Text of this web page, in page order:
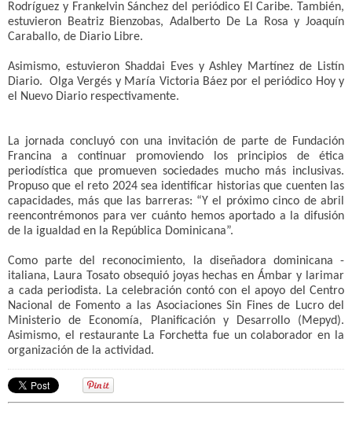
Rodríguez y Frankelvin Sánchez del periódico El Caribe. También,
estuvieron Beatriz Bienzobas, Adalberto De La Rosa y Joaquín
Caraballo, de Diario Libre.
Asimismo, estuvieron Shaddai Eves y Ashley Martínez de Listín
Diario. Olga Vergés y María Victoria Báez por el periódico Hoy y
el Nuevo Diario respectivamente.
La jornada concluyó con una invitación de parte de Fundación
Francina a continuar promoviendo los principios de ética
periodística que promueven sociedades mucho más inclusivas.
Propuso que el reto 2024 sea identificar historias que cuenten las
capacidades, más que las barreras: “Y el próximo cinco de abril
reencontrémonos para ver cuánto hemos aportado a la difusión
de la igualdad en la República Dominicana”.
Como parte del reconocimiento, la diseñadora dominicana -
italiana, Laura Tosato obsequió joyas hechas en Ámbar y larimar
a cada periodista. La celebración contó con el apoyo del Centro
Nacional de Fomento a las Asociaciones Sin Fines de Lucro del
Ministerio de Economía, Planificación y Desarrollo (Mepyd).
Asimismo, el restaurante La Forchetta fue un colaborador en la
organización de la actividad.